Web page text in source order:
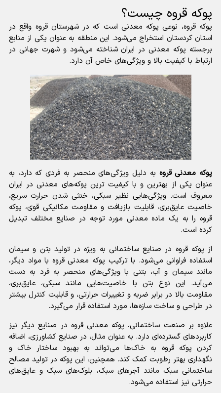
پوکه قروه چیست؟
پوکه قروه، نوعی پوکه معدنی است که در شهرستان قروه واقع در
استان کردستان استخراج می‌شود. این منطقه به عنوان یکی از منابع
برجسته پوکه معدنی در ایران شناخته می‌شود و شهرت جهانی در
ارتباط با کیفیت بالا و ویژگی‌های خاص آن دارد.
پوکه معدنی قروه به دلیل ویژگی‌های منحصر به فردی که دارد، به
عنوان یکی از بهترین و با کیفیت ترین پوکه‌های معدنی در ایران
معروف است. ویژگی‌هایی نظیر سبکی، خنثی شدن حرارت سریع،
خاصیت عایق‌بری، قابلیت بازیافت و مقاومت مکانیکی قوی، پوکه
قروه را به یک ماده معدنی مورد توجه در صنایع مختلف تبدیل
کرده است.
از پوکه قروه در صنایع ساختمانی به ویژه در تولید بتن و سیمان
استفاده فراوانی می‌شود. با ترکیب پوکه معدنی قروه با مواد دیگر،
مانند سیمان و آب، بتنی با ویژگی‌های منحصر به فرد به دست
می‌آید. این نوع بتن با خاصیت‌هایی مانند سبکی، عایق‌بری،
مقاومت بالا در برابر ضربه و تغییرات حرارتی، و قابلیت کنترل بیشتر
در طراحی و ساخت سازه‌ها، مورد استفاده قرار می‌گیرد.
علاوه بر صنعت ساختمانی، پوکه معدنی قروه در صنایع دیگر نیز
کاربردهای گسترده‌ای دارد. به عنوان مثال، در صنایع کشاورزی، اضافه
کردن پوکه قروه به خاک‌ها می‌تواند به بهبود ساختار خاک و
نگهداری بهتر رطوبت کمک کند. همچنین، این پوکه در تولید مصالح
ساختمانی سبک مانند آجرهای سبک، بلوک‌های سبک و عایق‌های
حرارتی نیز استفاده می‌شود.